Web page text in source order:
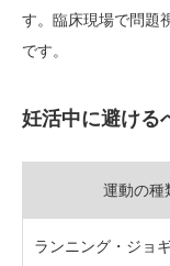
す。臨床現場で問題
です。
妊活中に避ける
運動の種
ランニング・ジョ